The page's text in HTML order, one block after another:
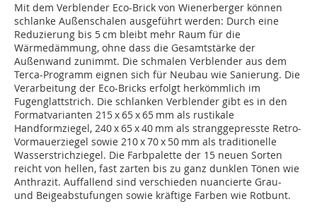
Mit dem Verblender Eco-Brick von Wienerberger können
schlanke Außenschalen ausgeführt werden: Durch eine
Reduzierung bis 5 cm bleibt mehr Raum für die
Wärmedämmung, ohne dass die Gesamtstärke der
Außenwand zunimmt. Die schmalen Verblender aus dem
Terca-Programm eignen sich für Neubau wie Sanierung. Die
Verarbeitung der Eco-Bricks erfolgt herkömmlich im
Fugenglattstrich. Die schlanken Verblender gibt es in den
Formatvarianten 215 x 65 x 65 mm als rustikale
Handformziegel, 240 x 65 x 40 mm als stranggepresste Retro-
Vormauerziegel sowie 210 x 70 x 50 mm als traditionelle
Wasserstrichziegel. Die Farbpalette der 15 neuen Sorten
reicht von hellen, fast zarten bis zu ganz dunklen Tönen wie
Anthrazit. Auffallend sind verschieden nuancierte Grau-
und Beigeabstufungen sowie kräftige Farben wie Rotbunt.